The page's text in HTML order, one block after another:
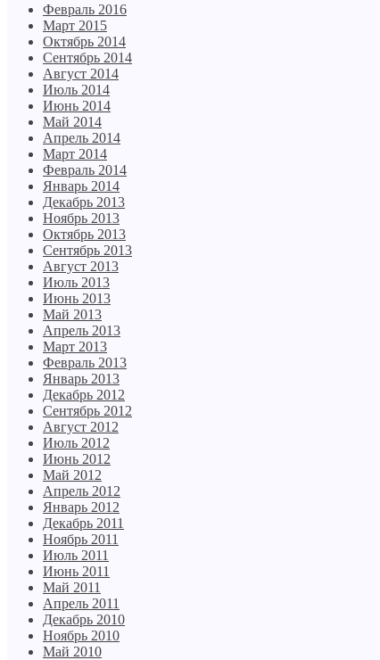
Февраль 2016
Март 2015
Октябрь 2014
Сентябрь 2014
Август 2014
Июль 2014
Июнь 2014
Май 2014
Апрель 2014
Март 2014
Февраль 2014
Январь 2014
Декабрь 2013
Ноябрь 2013
Октябрь 2013
Сентябрь 2013
Август 2013
Июль 2013
Июнь 2013
Май 2013
Апрель 2013
Март 2013
Февраль 2013
Январь 2013
Декабрь 2012
Сентябрь 2012
Август 2012
Июль 2012
Июнь 2012
Май 2012
Апрель 2012
Январь 2012
Декабрь 2011
Ноябрь 2011
Июль 2011
Июнь 2011
Май 2011
Апрель 2011
Декабрь 2010
Ноябрь 2010
Май 2010